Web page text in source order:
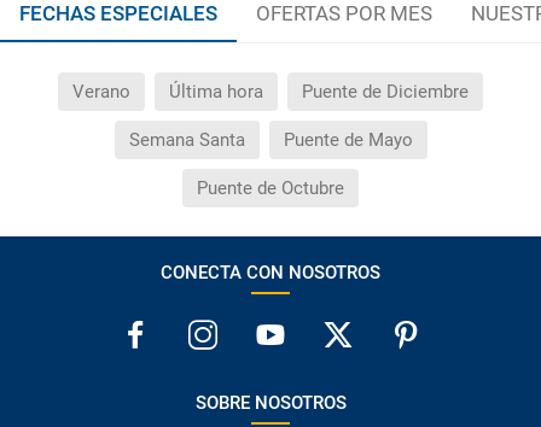
FECHAS ESPECIALES OFERTAS POR MES
Verano Última hora Puente de Diciembre
Semana Santa Puente de Mayo
Puente de Octubre
CONECTA CON NOSOTROS
SOBRE NOSOTROS